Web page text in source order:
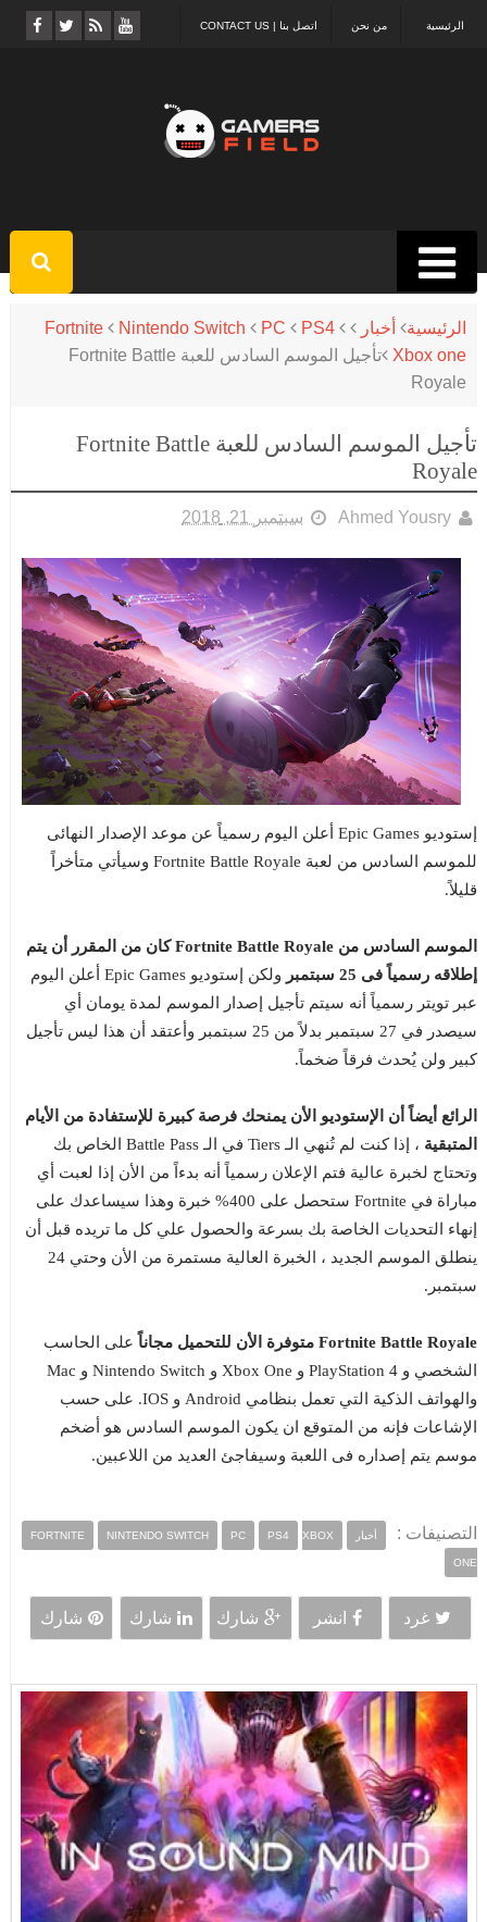
اتصل بنا | CONTACT US من نحن الرئيسية
الرئيسية أخبار Fortnite Nintendo Switch PC
PS4
Xbox one
تأجيل الموسم السادس للعبة Fortnite Battle
Royale
تأجيل الموسم السادس للعبة Fortnite Battle
Royale
Ahmed Yousry سبتمبر 21, 2018
إستوديو Epic Games أعلن اليوم رسمياً عن موعد الإصدار النهائى
للموسم السادس من لعبة Fortnite Battle Royale وسيأتي متأخراً
قليلاً.
الموسم السادس من Fortnite Battle Royale كان من المقرر أن يتم
إطلاقه رسمياً فى 25 سبتمبر
ولكن إستوديو Epic Games أعلن اليوم
عبر تويتر رسمياً أنه سيتم تأجيل إصدار الموسم لمدة يومان أي
سيصدر في 27 سبتمبر بدلاً من 25 سبتمبر وأعتقد أن هذا ليس تأجيل
كبير ولن يُحدث فرقاً ضخماً.
الرائع أيضاً أن الإستوديو الأن يمنحك فرصة كبيرة للإستفادة من الأيام
المتبقية
، إذا كنت لم تُنهي الـ Tiers في الـ Battle Pass الخاص بك
وتحتاج لخبرة عالية فتم الإعلان رسمياً أنه بدءاً من الأن إذا لعبت أي
مباراة في Fortnite ستحصل على 400% خبرة وهذا سيساعدك على
إنهاء التحديات الخاصة بك بسرعة والحصول علي كل ما تريده قبل أن
ينطلق الموسم الجديد ، الخبرة العالية مستمرة من الأن وحتي 24
سبتمبر.
Fortnite Battle Royale متوفرة الأن للتحميل مجاناً
على الحاسب
الشخصي و PlayStation 4 و Xbox One و Nintendo Switch و Mac
والهواتف الذكية التي تعمل بنظامي Android و IOS. على حسب
الإشاعات فإنه من المتوقع ان يكون الموسم السادس هو أضخم
موسم يتم إصداره فى اللعبة وسيفاجئ العديد من اللاعبين.
التصنيفات : أخبار FORTNITE NINTENDO SWITCH PC PS4 XBOX
ONE
غرد انشر شارك شارك شارك